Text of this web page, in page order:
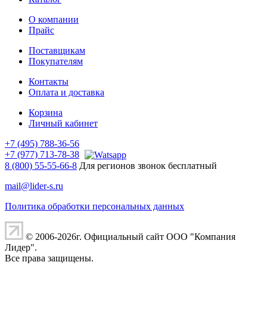
О компании
Прайс
Поставщикам
Покупателям
Контакты
Оплата и доставка
Корзина
Личный кабинет
+7 (495) 788-36-56
+7 (977) 713-78-38
8 (800) 55-55-66-8 Для регионов звонок бесплатный
mail@lider-s.ru
Политика обработки персональных данных
© 2006-2026г. Официальный сайт ООО "Компания
Лидер".
Все права защищены.